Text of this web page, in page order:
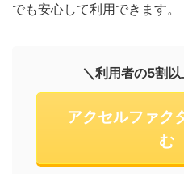
でも安心して利用できます。
＼利用者の5割
アクセルファク
む